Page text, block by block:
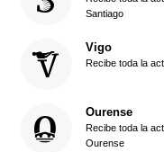
Santiago
Vigo
Recibe toda la
Ourense
Recibe toda la
Ourense